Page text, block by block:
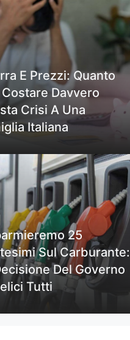
E Prezzi: Quanto
Davvero
Crisi A Una
Italiana
25
Sul Carburante:
Del Governo
Tutti